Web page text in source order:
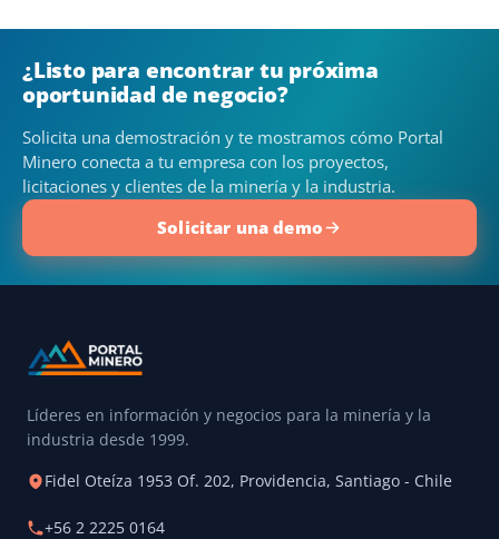
¿Listo para encontrar tu próxima
oportunidad de negocio?
Solicita una demostración y te mostramos cómo Portal
Minero conecta a tu empresa con los proyectos,
licitaciones y clientes de la minería y la industria.
Solicitar una demo
Líderes en información y negocios para la minería y la
industria desde 1999.
Fidel Oteíza 1953 Of. 202, Providencia, Santiago - Chile
+56 2 2225 0164